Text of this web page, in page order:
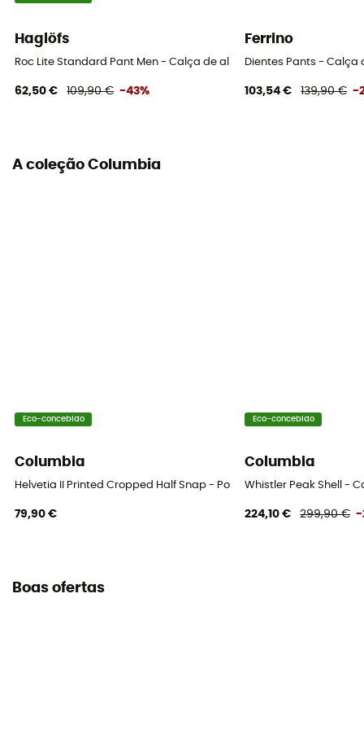
Haglöfs
Roc Lite Standard Pant Men - Calça de alpinismo homem
62,50 € 109,90 € -43%
Ferrino
Dientes Pants - Calça
103,54 € 139,90 € -
A coleção Columbia
Eco-concebido
Columbia
Helvetia II Printed Cropped Half Snap - Polar mulher
79,90 €
Eco-concebido
Columbia
Whistler Peak Shell -
224,10 € 299,90 € -
Boas ofertas